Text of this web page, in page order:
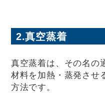
2.真空蒸着
真空蒸着は、その名の
材料を加熱・蒸発させ
方法です。